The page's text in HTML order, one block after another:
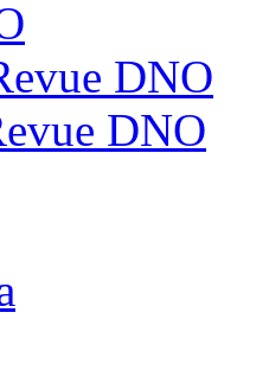
DNO
DNO